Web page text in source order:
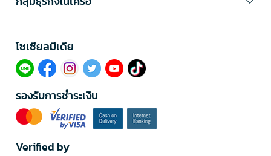
โซเซียลมีเดีย​
รองรับการชำระเงิน
Verified by